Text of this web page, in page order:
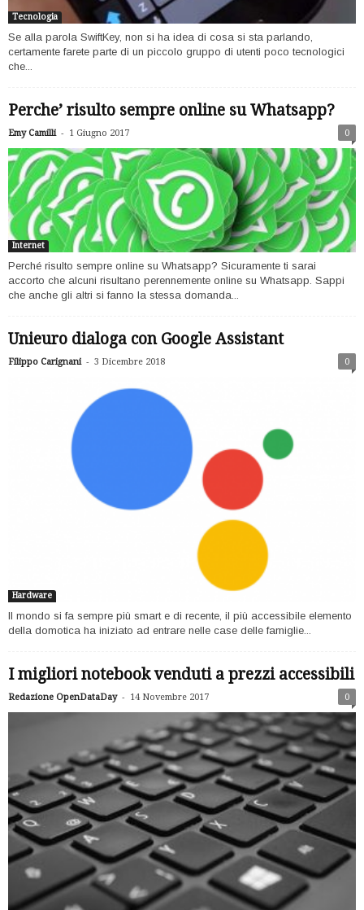
Tecnologia
Se alla parola SwiftKey, non si ha idea di cosa si sta parlando,
certamente farete parte di un piccolo gruppo di utenti poco tecnologici
che...
Perche’ risulto sempre online su Whatsapp?
Emy Camilli - 1 Giugno 2017 0
Internet
Perché risulto sempre online su Whatsapp? Sicuramente ti sarai
accorto che alcuni risultano perennemente online su Whatsapp. Sappi
che anche gli altri si fanno la stessa domanda...
Unieuro dialoga con Google Assistant
Filippo Carignani - 3 Dicembre 2018 0
Hardware
Il mondo si fa sempre più smart e di recente, il più accessibile elemento
della domotica ha iniziato ad entrare nelle case delle famiglie...
I migliori notebook venduti a prezzi accessibili
Redazione OpenDataDay - 14 Novembre 2017 0